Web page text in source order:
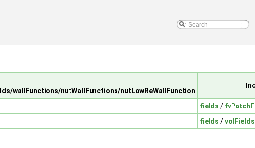
wallFunctions/nutWallFunctions/nutLowReWallFunction
fields /
fields /volFields